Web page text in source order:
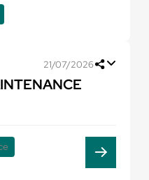
21/07/2026